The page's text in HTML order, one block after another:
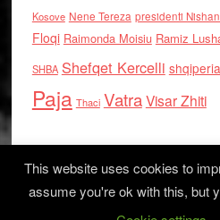
Kosove Nene Tereza presidenti
Floqi Raimonda Moisiu Ramiz
SHBA Shefqet Kercelli shqiperia
Paja Thaci VatraVisar Zhiti
This website uses cookies to
assume you're ok with this, but